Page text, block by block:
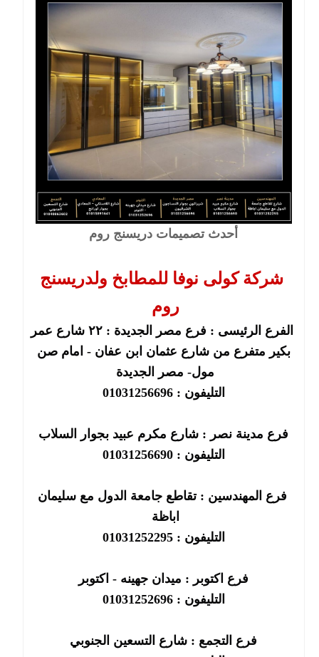
أحدث تصميمات دريسنج روم
شركة كولى نوفا للمطابخ ولدريسنج
روم
الفرع الرئيسى : فرع مصر الجديدة : ٢٢ شارع عمر
بكير متفرع من شارع عثمان ابن عفان - امام صن
مول- مصر الجديدة
التليفون : 01031256696
فرع مدينة نصر : شارع مكرم عبيد بجوار السلاب
التليفون : 01031256690
فرع المهندسين : تقاطع جامعة الدول مع سليمان
اباظة
التليفون : 01031252295
فرع اكتوبر : ميدان جهينه - اكتوبر
التليفون : 01031252696
فرع التجمع : شارع التسعين الجنوبي